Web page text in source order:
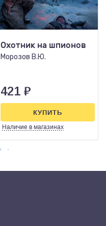
Охотник на шпионов
Морозов В.Ю.
421 ₽
Наличие в магазинах
КУПИТЬ